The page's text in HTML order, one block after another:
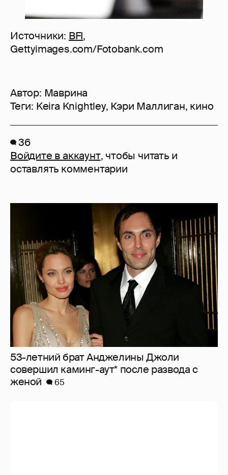
Источники: BFI,
Gettyimages.com/Fotobank.com
Автор: Маврина
Теги: Keira Knightley, Кэри Маллиган, кино
36
Войдите в аккаунт, чтобы читать и
оставлять комментарии
53-летний брат Анджелины Джоли
совершил каминг-аут* после развода с
женой
65